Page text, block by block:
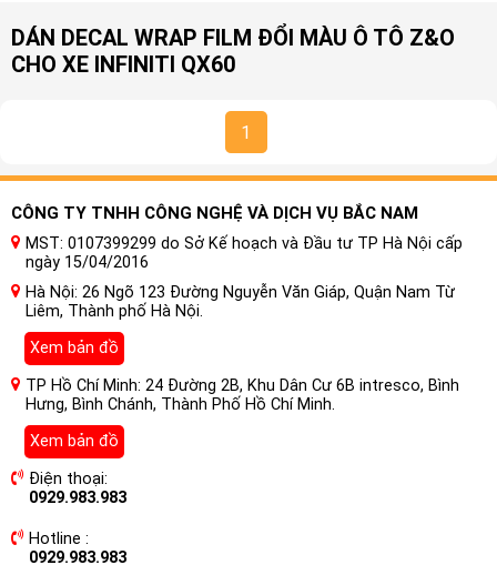
DÁN DECAL WRAP FILM ĐỔI MÀU Ô TÔ Z&O
CHO XE INFINITI QX60
1
CÔNG TY TNHH CÔNG NGHỆ VÀ DỊCH VỤ BẮC NAM
MST: 0107399299 do Sở Kế hoạch và Đầu tư TP Hà Nội cấp
ngày 15/04/2016
Hà Nội: 26 Ngõ 123 Đường Nguyễn Văn Giáp, Quận Nam Từ
Liêm, Thành phố Hà Nội.
Xem bản đồ
TP Hồ Chí Minh: 24 Đường 2B, Khu Dân Cư 6B intresco, Bình
Hưng, Bình Chánh, Thành Phố Hồ Chí Minh.
Xem bản đồ
Điện thoại:
0929.983.983
Hotline :
0929.983.983